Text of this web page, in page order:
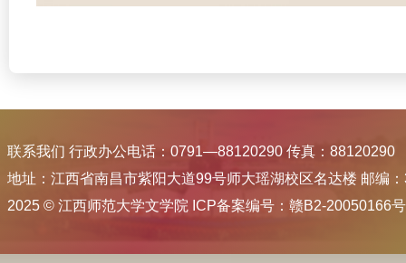
联系我们 行政办公电话：0791—88120290 传真：88120290
地址：江西省南昌市紫阳大道99号师大瑶湖校区名达楼 邮编
2025 © 江西师范大学文学院 ICP备案编号：赣B2-20050166